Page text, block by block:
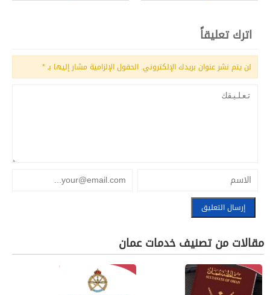
اترك تعليقاً
لن يتم نشر عنوان بريدك الإلكتروني. الحقول الإلزامية مشار إليها بـ*
مقالات من تصنيف خدمات عمان